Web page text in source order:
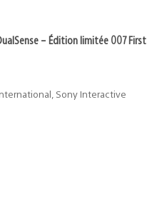
– Édition limitée 007 First
Sony Interactive